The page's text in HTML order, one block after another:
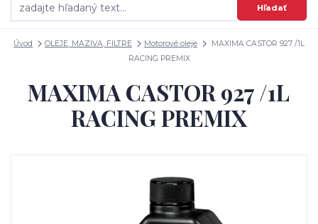
Hľadať
Úvod OLEJE, MAZIVA, FILTRE Motorové oleje
MAXIMA CASTOR 927 /1L
RACING PREMIX
MAXIMA CASTOR 927 /1L
RACING PREMIX